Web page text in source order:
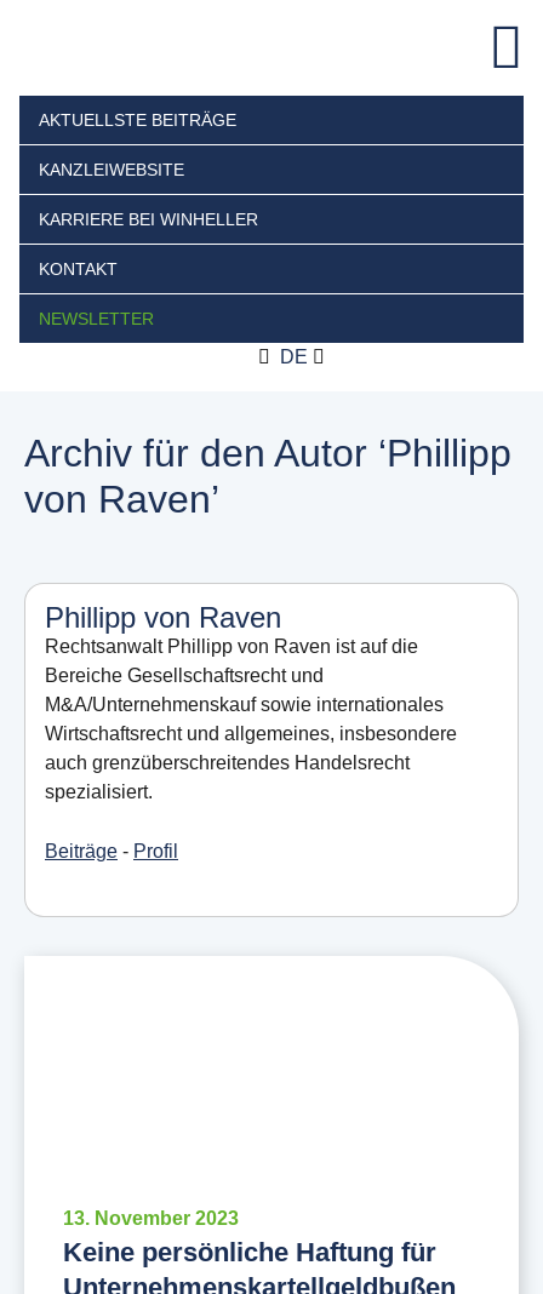
AKTUELLSTE BEITRÄGE
KANZLEIWEBSITE
KARRIERE BEI WINHELLER
KONTAKT
NEWSLETTER
DE
Archiv für den Autor ‘Phillipp
von Raven’
Phillipp von Raven
Rechtsanwalt Phillipp von Raven ist auf die
Bereiche Gesellschaftsrecht und
M&A/Unternehmenskauf sowie internationales
Wirtschaftsrecht und allgemeines, insbesondere
auch grenzüberschreitendes Handelsrecht
spezialisiert.
Beiträge - Profil
13. November 2023
Keine persönliche Haftung für
Unternehmenskartellgeldbußen